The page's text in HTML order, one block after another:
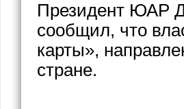
Президент ЮАР
сообщил, что
карты»,
стране.